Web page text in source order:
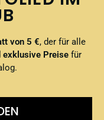
von 5 €, der für alle
exklusive Preisefür